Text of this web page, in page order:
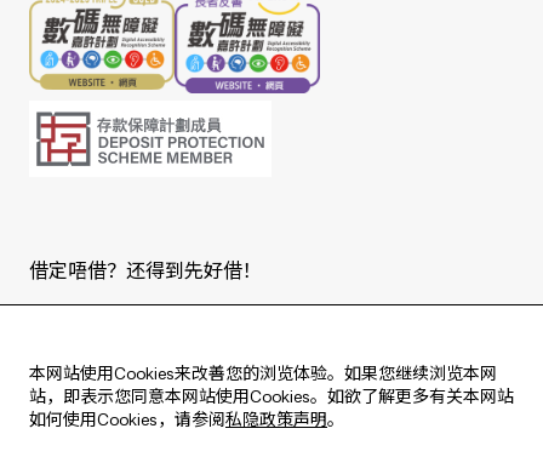
本网站使用Cookies来改善您的浏览体验。如果您继续浏览本网
站，即表示您同意本网站使用Cookies。如欲了解更多有关本网站
如何使用Cookies，请参阅 私隐政策声明。
借定唔借？还得到先好借！